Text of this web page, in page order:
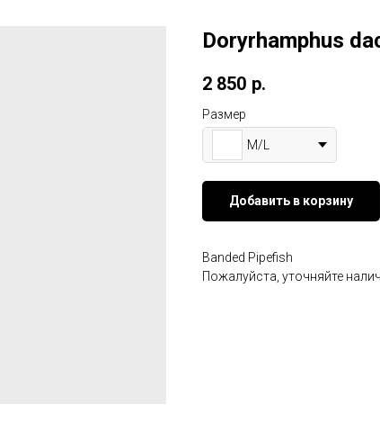
Doryrhamphus
2 850 р.
Размер
M/L
Добавить в корзину
Banded Pipefish
Пожалуйста, уточняйте